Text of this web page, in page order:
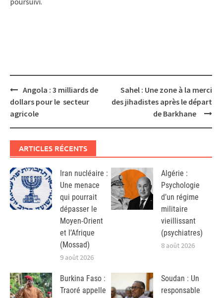
Post
navigation
Angola : 3 milliards de
dollars pour le secteur
agricole
Sahel : Une zone à la merci
des jihadistes après le départ
de Barkhane
ARTICLES RÉCENTS
Iran nucléaire :
Une menace
qui pourrait
dépasser le
Moyen-Orient
et l’Afrique
(Mossad)
9 août 2026
Algérie :
Psychologie
d’un régime
militaire
vieillissant
(psychiatres)
8 août 2026
Burkina Faso :
Traoré appelle
Soudan : Un
responsable